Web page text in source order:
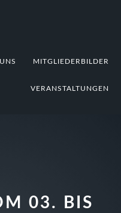
MITGLIEDERBILDER
VERANSTALTUNGEN
03. BIS